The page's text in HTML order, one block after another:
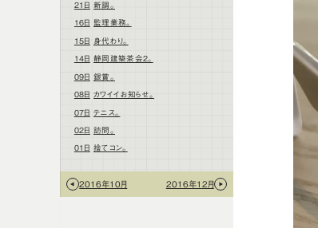
21日 新調。
16日 監理業務。
15日 身代わり。
14日 静岡建築茶会2。
09日 銀賞。
08日 カワイイお知らせ。
07日 テニス。
02日 訪問。
01日 捨てコン。
2016年10月 2016年12月